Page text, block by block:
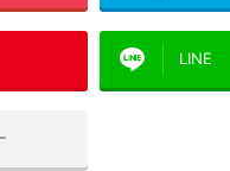
LINE